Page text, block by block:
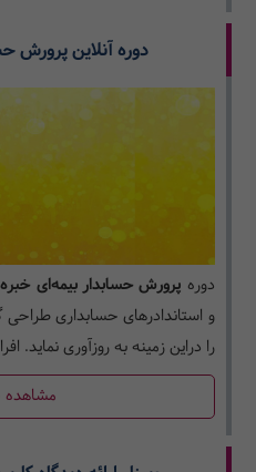
دوره آنلاین پرورش
دوره پرورش حسابدار بیمه‌ای خبره
و استاندادرهای حسابداری طراحی
را دراین زمینه به روزآوری نماید.
مشاهده